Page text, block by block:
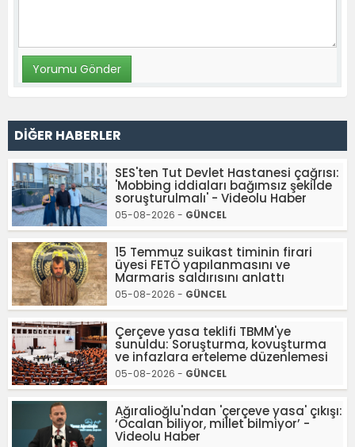
DİĞER HABERLER
SES'ten Tut Devlet Hastanesi çağrısı:
'Mobbing iddiaları bağımsız şekilde
soruşturulmalı' - Videolu Haber
05-08-2026 - GÜNCEL
15 Temmuz suikast timinin firari
üyesi FETÖ yapılanmasını ve
Marmaris saldırısını anlattı
05-08-2026 - GÜNCEL
Çerçeve yasa teklifi TBMM'ye
sunuldu: Soruşturma, kovuşturma
ve infazlara erteleme düzenlemesi
05-08-2026 - GÜNCEL
Ağıralioğlu'ndan 'çerçeve yasa' çıkışı:
‘Öcalan biliyor, millet bilmiyor’ -
Videolu Haber